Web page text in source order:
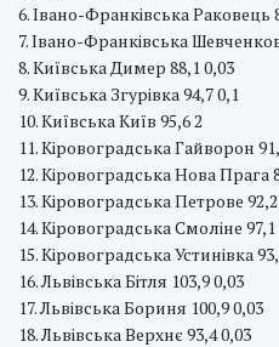
6. Івано-Франківська Раковець
7. Івано-Франківська
8. Київська Димер 88,1 0,03
9. Київська Згурівка 94,7 0,1
10. Київська Київ 95,6 2
11. Кіровоградська Гайворон
12. Кіровоградська Нова Прага
13. Кіровоградська Петрове 92,2
14. Кіровоградська Смоліне 97,1
15. Кіровоградська Устинівка
16. Львівська Бітля 103,9 0,03
17. Львівська Бориня 100,9 0,03
18. Львівська Верхнє 93,4 0,03